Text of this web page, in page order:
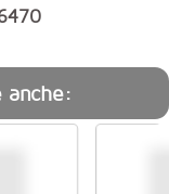
anche: